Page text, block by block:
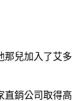
那兒加入了艾多
直銷公司取得高